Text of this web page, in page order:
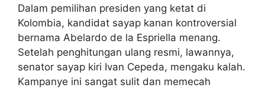
Dalam pemilihan presiden yang ketat di
Kolombia, kandidat sayap kanan kontroversial
bernama Abelardo de la Espriella menang.
Setelah penghitungan ulang resmi, lawannya,
senator sayap kiri Ivan Cepeda, mengaku kalah.
Kampanye ini sangat sulit dan memecah